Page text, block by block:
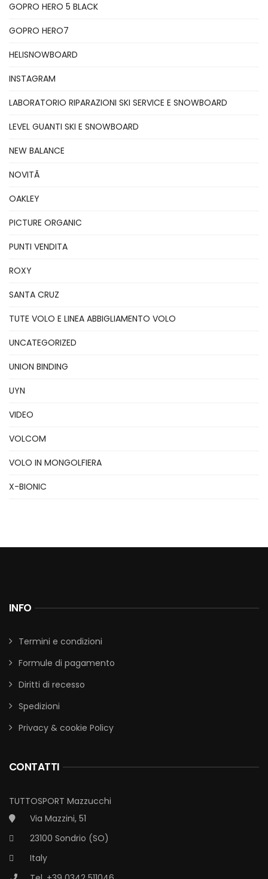
GOPRO HERO 5 BLACK
GOPRO HERO7
HELISNOWBOARD
INSTAGRAM
LABORATORIO RIPARAZIONI SKI SERVICE E SNOWBOARD
LEVEL GUANTI SKI E SNOWBOARD
NEW BALANCE
NOVITÃ
OAKLEY
PICTURE ORGANIC
PUNTI VENDITA
ROXY
SANTA CRUZ
TUTE VOLO E LINEA ABBIGLIAMENTO VOLO
UNCATEGORIZED
UNION BINDING
UYN
VIDEO
VOLCOM
VOLO IN MONGOLFIERA
X-BIONIC
INFO
Termini e condizioni
Formule di pagamento
Diritti di recesso
Spedizioni
Privacy & cookie Policy
CONTATTI
TUTTOSPORT Mazzucchi
Via Mazzini, 51
23100 Sondrio (SO)
Italy